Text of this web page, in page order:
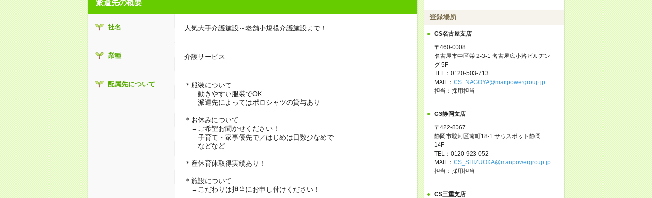
派遣先の概要
社名 人気大手介護施設～老舗小規模介護施設まで！
業種 介護サービス
配属先について
＊服装について
→動きやすい服装でOK
派遣先によってはポロシャツの貸与あり
＊お休みについて
→ご希望お聞かせください！
子育て・家事優先で／はじめは日数少なめで
などなど
＊産休育休取得実績あり！
＊施設について
→こだわりは担当にお申し付けください！
登録場所
CS名古屋支店
〒460-0008
名古屋市中区栄 2-3-1 名古屋広小路ビルヂン
グ 5F
TEL：0120-503-713
MAIL： CS_NAGOYA@manpowergroup.jp
担当：採用担当
CS静岡支店
〒422-8067
静岡市駿河区南町18-1 サウスポット静岡
14F
TEL：0120-923-052
MAIL： CS_SHIZUOKA@manpowergroup.jp
担当：採用担当
CS三重支店